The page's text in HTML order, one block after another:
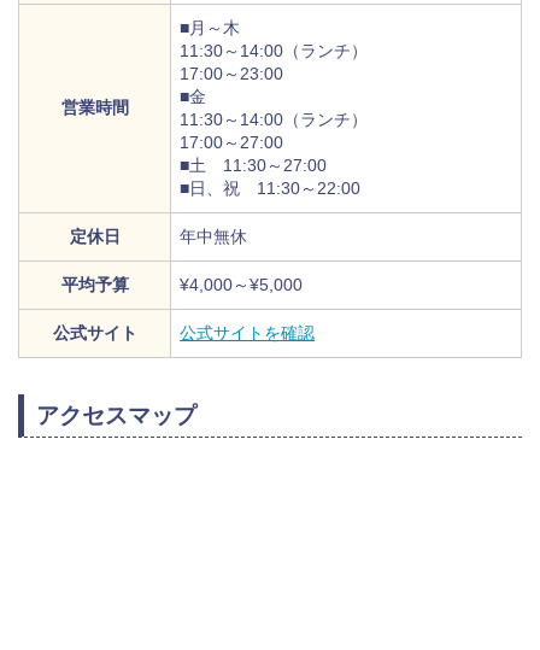
営業時間
■月～木
11:30～14:00（ランチ）
17:00～23:00
■金
11:30～14:00（ランチ）
17:00～27:00
■土 11:30～27:00
■日、祝 11:30～22:00
定休日 年中無休
平均予算 ¥4,000～¥5,000
公式サイト 公式サイトを確認
アクセスマップ